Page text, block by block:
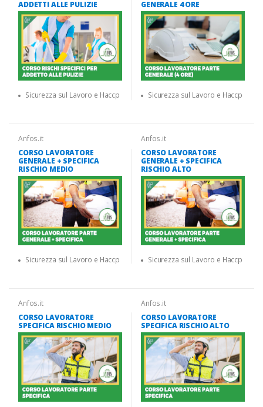
ADDETTI ALLE PULIZIE
Sicurezza sul Lavoro e Haccp
GENERALE 4 ORE
Sicurezza sul Lavoro e Haccp
Anfos.it
CORSO LAVORATORE
GENERALE + SPECIFICA
RISCHIO MEDIO
Sicurezza sul Lavoro e Haccp
Anfos.it
CORSO LAVORATORE
GENERALE + SPECIFICA
RISCHIO ALTO
Sicurezza sul Lavoro e Haccp
Anfos.it
CORSO LAVORATORE
SPECIFICA RISCHIO MEDIO
Anfos.it
CORSO LAVORATORE
SPECIFICA RISCHIO ALTO